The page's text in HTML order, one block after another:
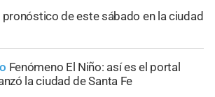
pronóstico de este sábado en la ciudad
Fenómeno El Niño: así es el portal
la ciudad de Santa Fe